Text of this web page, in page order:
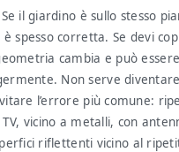
il giardino è sullo stesso
è spesso corretta. Se devi
cambia e può
Non serve
l’errore più comune:
vicino a metalli, con
riflettenti vicino al